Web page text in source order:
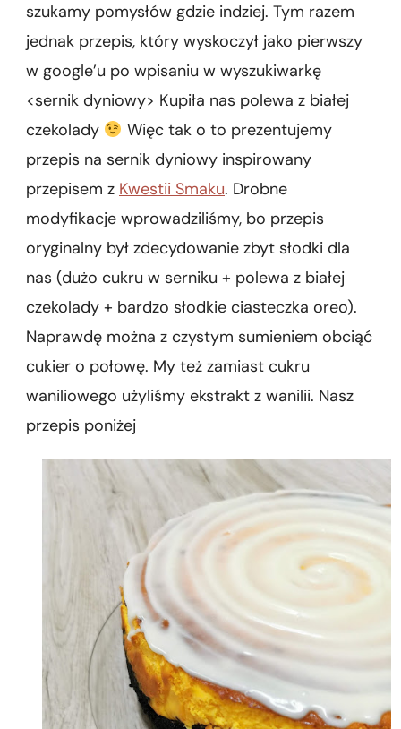
szukamy pomysłów gdzie indziej. Tym razem
jednak przepis, który wyskoczył jako pierwszy
w google’u po wpisaniu w wyszukiwarkę
<sernik dyniowy> Kupiła nas polewa z białej
czekolady
Więc tak o to prezentujemy
przepis na sernik dyniowy inspirowany
przepisem z Kwestii Smaku. Drobne
modyfikacje wprowadziliśmy, bo przepis
oryginalny był zdecydowanie zbyt słodki dla
nas (dużo cukru w serniku + polewa z białej
czekolady + bardzo słodkie ciasteczka oreo).
Naprawdę można z czystym sumieniem obciąć
cukier o połowę. My też zamiast cukru
waniliowego użyliśmy ekstrakt z wanilii. Nasz
przepis poniżej